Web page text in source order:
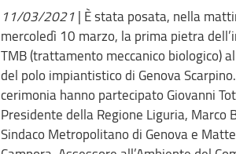
11/03/2021 | È stata posata, nella
mercoledì 10 marzo, la prima pietra
TMB (trattamento meccanico biologico)
del polo impiantistico di Genova
cerimonia hanno partecipato Giovanni
Presidente della Regione Liguria, Marco
Sindaco Metropolitano di Genova e